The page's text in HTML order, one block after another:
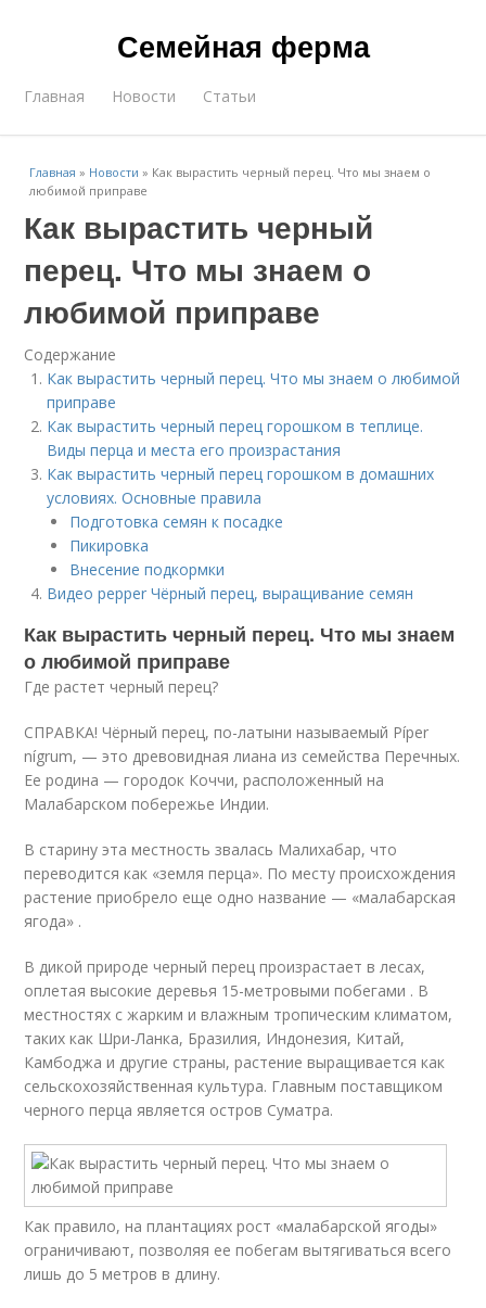
Семейная ферма
Главная Новости Статьи
Главная » Новости » Как вырастить черный перец. Что мы знаем о
любимой приправе
Как вырастить черный
перец. Что мы знаем о
любимой приправе
Содержание
Как вырастить черный перец. Что мы знаем о любимой
приправе
Как вырастить черный перец горошком в теплице.
Виды перца и места его произрастания
Как вырастить черный перец горошком в домашних
условиях. Основные правила
Подготовка семян к посадке
Пикировка
Внесение подкормки
Видео pepper Чёрный перец, выращивание семян
Как вырастить черный перец. Что мы знаем
о любимой приправе
Где растет черный перец?
СПРАВКА! Чёрный перец, по-латыни называемый Píper
nígrum, — это древовидная лиана из семейства Перечных.
Ее родина — городок Коччи, расположенный на
Малабарском побережье Индии.
В старину эта местность звалась Малихабар, что
переводится как «земля перца». По месту происхождения
растение приобрело еще одно название — «малабарская
ягода» .
В дикой природе черный перец произрастает в лесах,
оплетая высокие деревья 15-метровыми побегами . В
местностях с жарким и влажным тропическим климатом,
таких как Шри-Ланка, Бразилия, Индонезия, Китай,
Камбоджа и другие страны, растение выращивается как
сельскохозяйственная культура. Главным поставщиком
черного перца является остров Суматра.
Как правило, на плантациях рост «малабарской ягоды»
ограничивают, позволяя ее побегам вытягиваться всего
лишь до 5 метров в длину.